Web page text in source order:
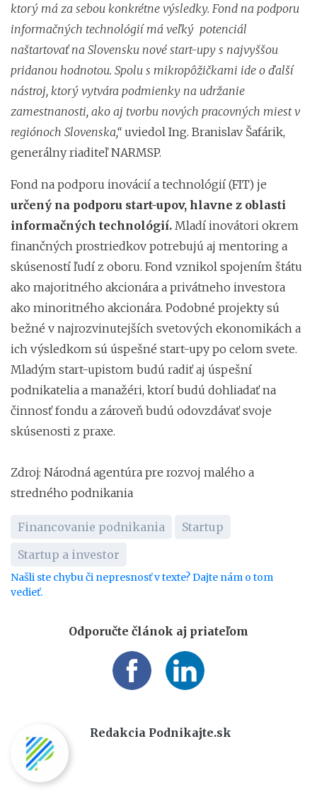
ktorý má za sebou konkrétne výsledky. Fond na podporu
informačných technológií má veľký potenciál
naštartovať na Slovensku nové start-upy s najvyššou
pridanou hodnotou. Spolu s mikropôžičkami ide o ďalší
nástroj, ktorý vytvára podmienky na udržanie
zamestnanosti, ako aj tvorbu nových pracovných miest v
regiónoch Slovenska,“ uviedol Ing. Branislav Šafárik,
generálny riaditeľ NARMSP.
Fond na podporu inovácií a technológií (FIT) je
určený na podporu start-upov, hlavne z oblasti
informačných technológií. Mladí inovátori okrem
finančných prostriedkov potrebujú aj mentoring a
skúseností ľudí z oboru. Fond vznikol spojením štátu
ako majoritného akcionára a privátneho investora
ako minoritného akcionára. Podobné projekty sú
bežné v najrozvinutejších svetových ekonomikách a
ich výsledkom sú úspešné start-upy po celom svete.
Mladým start-upistom budú radiť aj úspešní
podnikatelia a manažéri, ktorí budú dohliadať na
činnosť fondu a zároveň budú odovzdávať svoje
skúsenosti z praxe.
Zdroj: Národná agentúra pre rozvoj malého a
stredného podnikania
Financovanie podnikania
Startup
Startup a investor
Našli ste chybu či nepresnosť v texte? Dajte nám o tom
vedieť.
Odporučte článok aj priateľom
Redakcia Podnikajte.sk